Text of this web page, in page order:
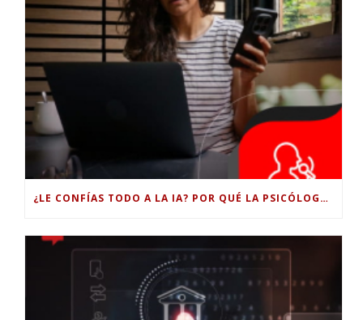
¿LE CONFÍAS TODO A LA IA? POR QUÉ LA PSICÓLOGA DICE QUE ESO PUEDE COSTARTE TUS PROPIAS HABILIDADES